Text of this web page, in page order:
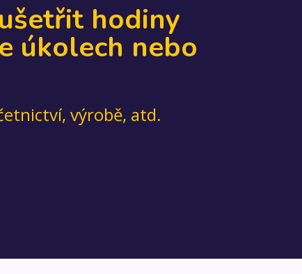
hodiny
úkolech nebo
výrobě, atd.